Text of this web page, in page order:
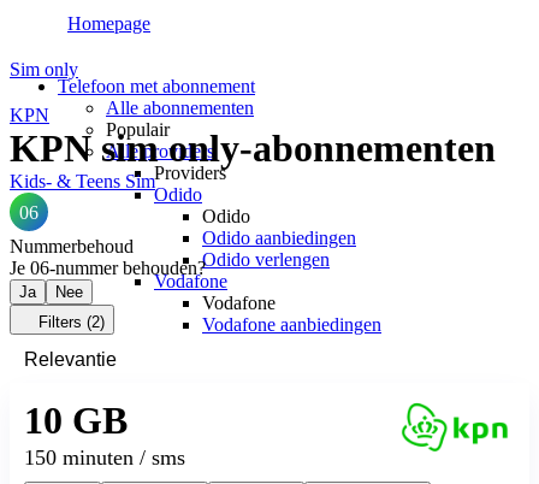
Telefoon met abonnement
Alle abonnementen
Populair
Alle providers
Providers
Odido
Odido
Odido aanbiedingen
Odido verlengen
Vodafone
Vodafone
Vodafone aanbiedingen
hollandsnieuwe
Homepage
Sim only
KPN
KPN sim only-abonnementen
Kids- & Teens Sim
06
Nummerbehoud
Je 06-nummer behouden?
Ja
Nee
Filters (2)
10 GB
150 minuten / sms